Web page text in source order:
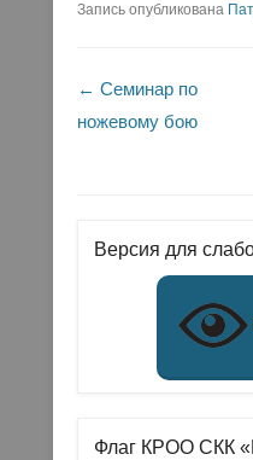
Запись опубликована
Навигация по записям
← Семинар по
ножевому бою
Версия для
Флаг КРОО СКК